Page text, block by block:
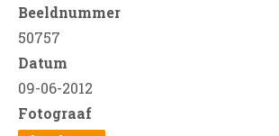
Beeldnummer
50757
Datum
09-06-2012
Fotograaf